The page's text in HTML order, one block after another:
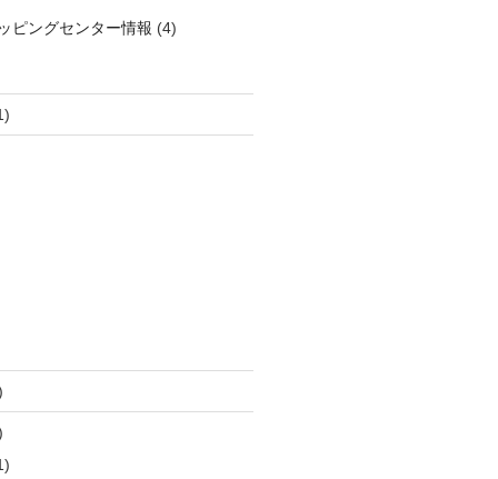
ピングセンター情報 (4)